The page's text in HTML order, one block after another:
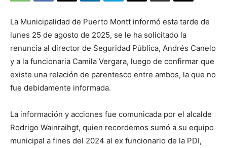
La Municipalidad de Puerto Montt informó esta tarde de
lunes 25 de agosto de 2025, se le ha solicitado la
renuncia al director de Seguridad Pública, Andrés Canelo
y a la funcionaria Camila Vergara, luego de confirmar que
existe una relación de parentesco entre ambos, la que no
fue debidamente informada.
La información y acciones fue comunicada por el alcalde
Rodrigo Wainraihgt, quien recordemos sumó a su equipo
municipal a fines del 2024 al ex funcionario de la PDI,